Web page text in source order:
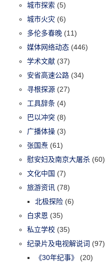
城市探索 (5)
城市火灾 (6)
多伦多春晚 (11)
媒体网络动态 (446)
学术文献 (37)
安省高速公路 (34)
寻根探源 (27)
工具辞条 (4)
巴以冲突 (8)
广播体操 (3)
张国焘 (61)
慰安妇及南京大屠杀 (60)
文化中国 (7)
旅游资讯 (78)
北极探险 (6)
白求恩 (35)
私立学校 (35)
纪录片及电视解说词 (97)
《30年纪事》
(20)